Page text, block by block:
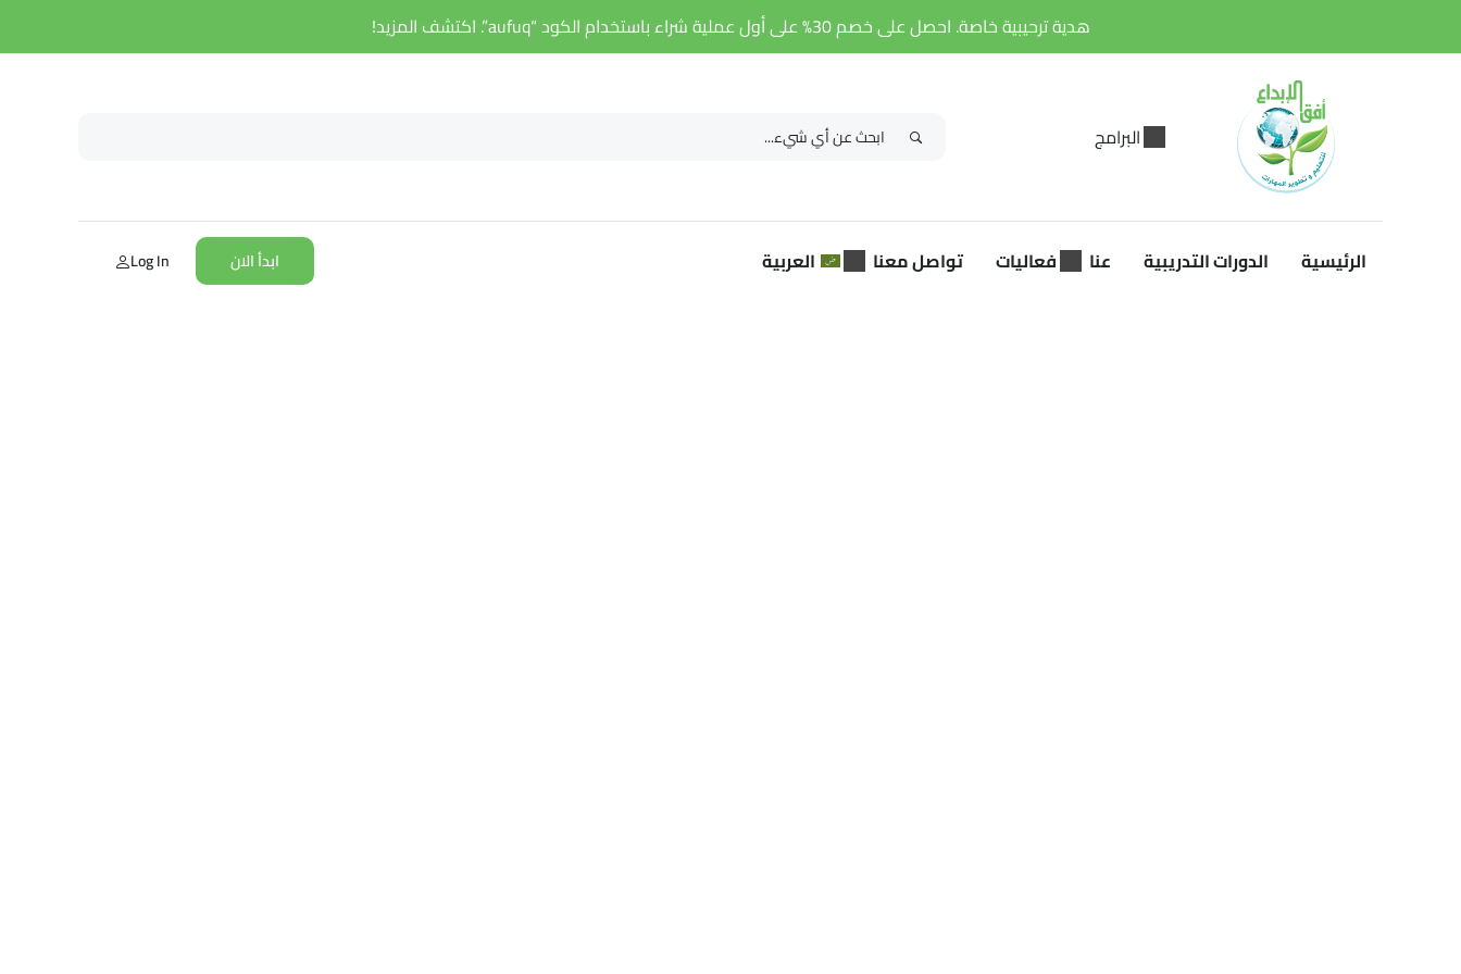
هدية ترحيبية خاصة. احصل على خصم 30% على أول عملية شراء باستخدام الكود “aufuq”. اكتشف المزيد!
البرامج
الرئيسية الدورات التدريبية عنا فعاليات تواصل معنا العربية ابدأ الان Log In